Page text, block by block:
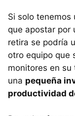
Si solo tenemos
que apostar por
retira se podría
otro equipo que
monitores en
una pequeña
productividad